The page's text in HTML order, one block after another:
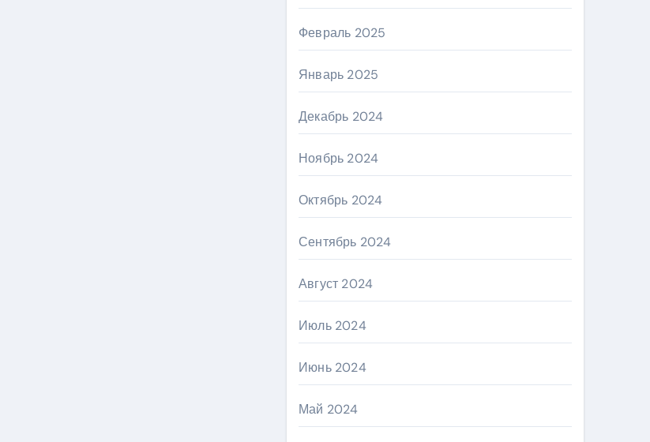
Февраль 2025
Январь 2025
Декабрь 2024
Ноябрь 2024
Октябрь 2024
Сентябрь 2024
Август 2024
Июль 2024
Июнь 2024
Май 2024